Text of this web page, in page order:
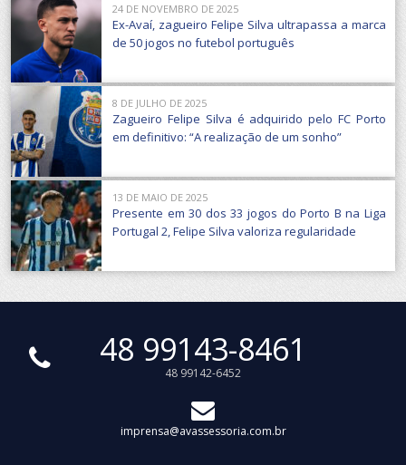
24 DE NOVEMBRO DE 2025
Ex-Avaí, zagueiro Felipe Silva ultrapassa a marca
de 50 jogos no futebol português
8 DE JULHO DE 2025
Zagueiro Felipe Silva é adquirido pelo FC Porto
em definitivo: “A realização de um sonho”
13 DE MAIO DE 2025
Presente em 30 dos 33 jogos do Porto B na Liga
Portugal 2, Felipe Silva valoriza regularidade
48 99143-8461
48 99142-6452
imprensa@avassessoria.com.br